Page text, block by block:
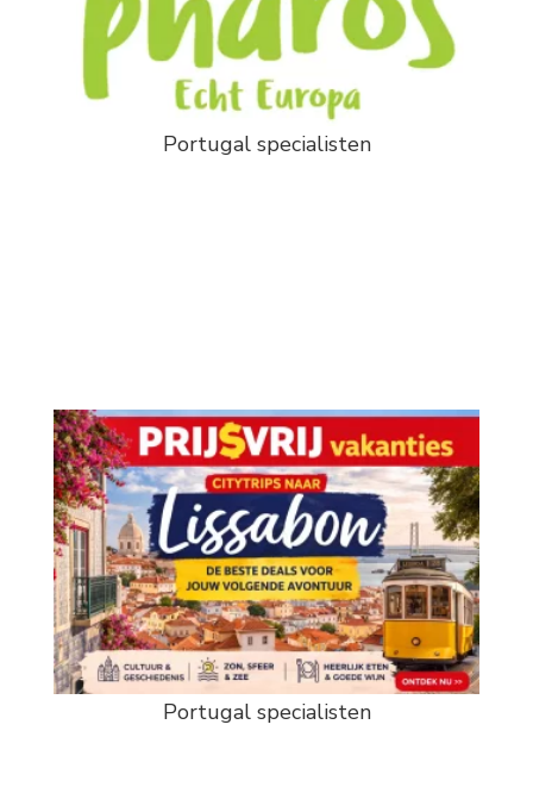
Portugal specialisten
Portugal specialisten